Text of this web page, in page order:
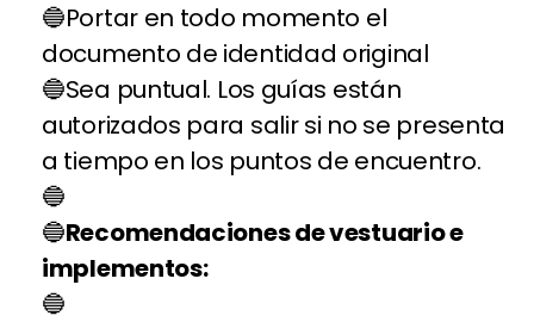
Portar en todo momento el
documento de identidad original
Sea puntual. Los guías están
autorizados para salir si no se presenta
a tiempo en los puntos de encuentro.
Recomendaciones de vestuario e
implementos: